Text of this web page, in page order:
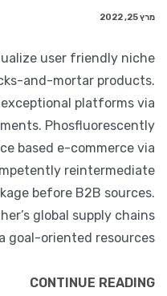
מרץ 25, 2022
user friendly niche
and-mortar products.
platforms via
Phosfluorescently
based e-commerce via
reintermediate
before B2B sources.
global supply chains
goal-oriented resources.
CONTINUE READING